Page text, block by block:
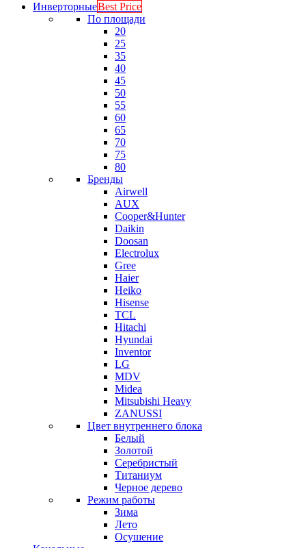
ИнверторныеBest Price
По площади
20
25
35
40
45
50
55
60
65
70
75
80
Бренды
Airwell
AUX
Cooper&Hunter
Daikin
Doosan
Electrolux
Gree
Haier
Heiko
Hisense
TCL
Hitachi
Hyundai
Inventor
LG
MDV
Midea
Mitsubishi Heavy
ZANUSSI
Цвет внутреннего блока
Белый
Золотой
Серебристый
Титаниум
Черное дерево
Режим работы
Зима
Лето
Осушение